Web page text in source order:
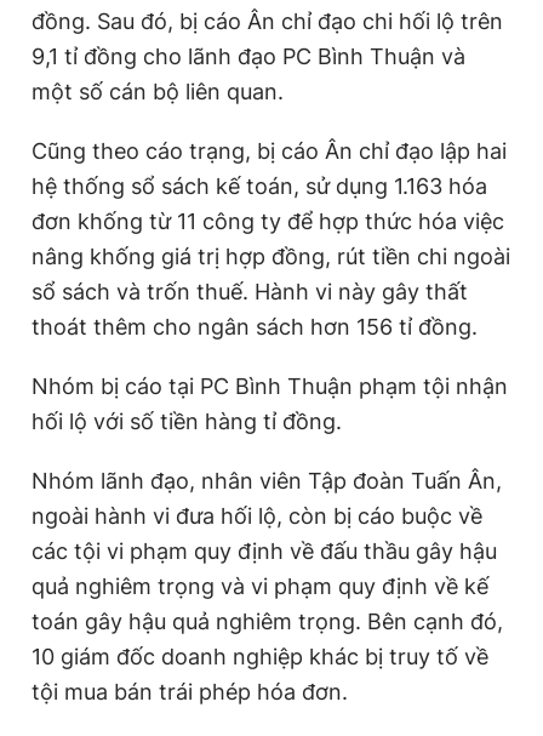
đồng. Sau đó, bị cáo Ân chỉ đạo chi hối lộ trên
9,1 tỉ đồng cho lãnh đạo PC Bình Thuận và
một số cán bộ liên quan.
Cũng theo cáo trạng, bị cáo Ân chỉ đạo lập hai
hệ thống sổ sách kế toán, sử dụng 1.163 hóa
đơn khống từ 11 công ty để hợp thức hóa việc
nâng khống giá trị hợp đồng, rút tiền chi ngoài
sổ sách và trốn thuế. Hành vi này gây thất
thoát thêm cho ngân sách hơn 156 tỉ đồng.
Nhóm bị cáo tại PC Bình Thuận phạm tội nhận
hối lộ với số tiền hàng tỉ đồng.
Nhóm lãnh đạo, nhân viên Tập đoàn Tuấn Ân,
ngoài hành vi đưa hối lộ, còn bị cáo buộc về
các tội vi phạm quy định về đấu thầu gây hậu
quả nghiêm trọng và vi phạm quy định về kế
toán gây hậu quả nghiêm trọng. Bên cạnh đó,
10 giám đốc doanh nghiệp khác bị truy tố về
tội mua bán trái phép hóa đơn.